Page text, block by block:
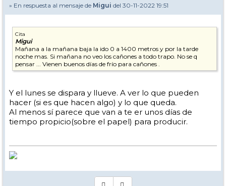
» En respuesta al mensaje de Migui del 30-11-2022 19:51
Cita
Migui
Mañana a la mañana baja la ido 0 a 1400 metros y por la tarde
noche mas. Si mañana no veo los cañones a todo trapo. No se q
pensar ... Vienen buenos días de frío para cañones .
Y el lunes se dispara y llueve. A ver lo que pueden
hacer (si es que hacen algo) y lo que queda.
Al menos sí parece que van a te er unos días de
tiempo propicio(sobre el papel) para producir.